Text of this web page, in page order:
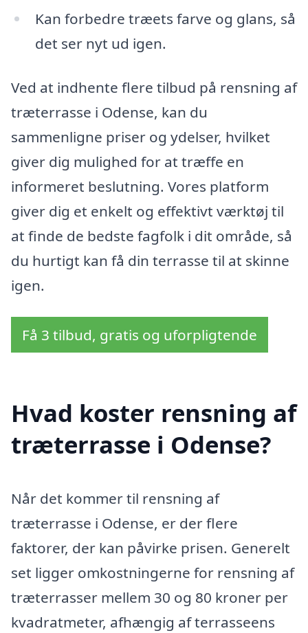
Kan forbedre træets farve og glans, så
det ser nyt ud igen.
Ved at indhente flere tilbud på rensning af
træterrasse i Odense, kan du
sammenligne priser og ydelser, hvilket
giver dig mulighed for at træffe en
informeret beslutning. Vores platform
giver dig et enkelt og effektivt værktøj til
at finde de bedste fagfolk i dit område, så
du hurtigt kan få din terrasse til at skinne
igen.
Få 3 tilbud, gratis og uforpligtende
Hvad koster rensning af
træterrasse i Odense?
Når det kommer til rensning af
træterrasse i Odense, er der flere
faktorer, der kan påvirke prisen. Generelt
set ligger omkostningerne for rensning af
træterrasser mellem 30 og 80 kroner per
kvadratmeter, afhængig af terrasseens